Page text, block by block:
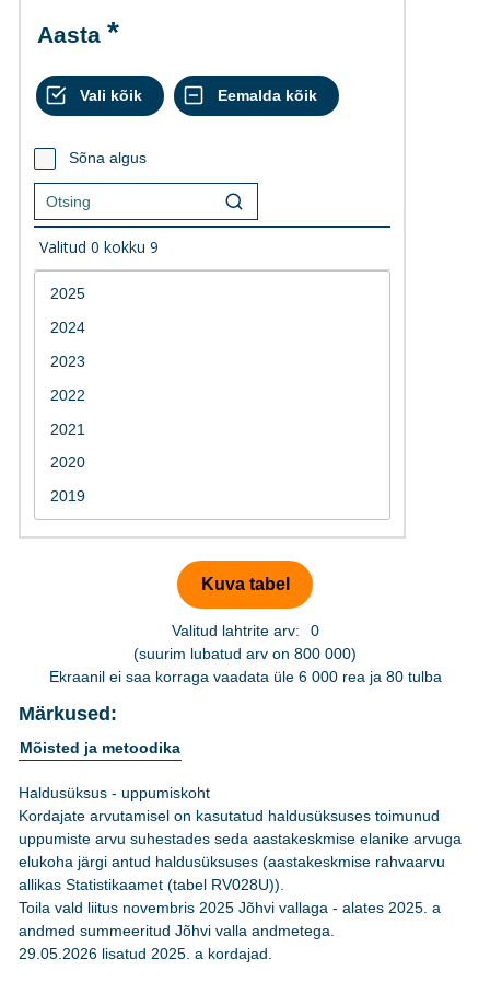
Aasta
Sõna algus
Valitud 0 kokku 9
Valitud lahtrite arv:
0
(suurim lubatud arv on 800 000)
Ekraanil ei saa korraga vaadata üle 6 000 rea ja 80 tulba
Märkused:
Mõisted ja metoodika
Haldusüksus - uppumiskoht
Kordajate arvutamisel on kasutatud haldusüksuses toimunud
uppumiste arvu suhestades seda aastakeskmise elanike arvuga
elukoha järgi antud haldusüksuses (aastakeskmise rahvaarvu
allikas Statistikaamet (tabel RV028U)).
Toila vald liitus novembris 2025 Jõhvi vallaga - alates 2025. a
andmed summeeritud Jõhvi valla andmetega.
29.05.2026 lisatud 2025. a kordajad.